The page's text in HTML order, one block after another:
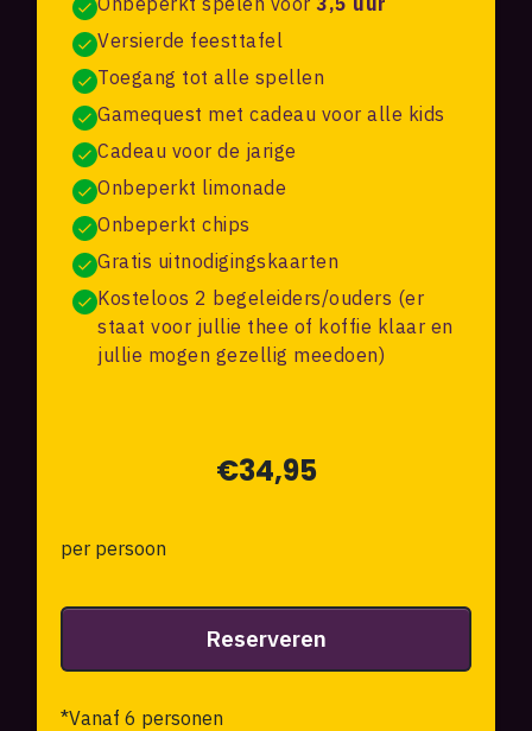
Versierde feesttafel
Toegang tot alle spellen
Gamequest met cadeau voor alle kids
Cadeau voor de jarige
Onbeperkt limonade
Onbeperkt chips
Gratis uitnodigingskaarten
Kosteloos 2 begeleiders/ouders (er
staat voor jullie thee of koffie klaar en
jullie mogen gezellig meedoen)
€34,95
per persoon
Reserveren
*Vanaf 6 personen